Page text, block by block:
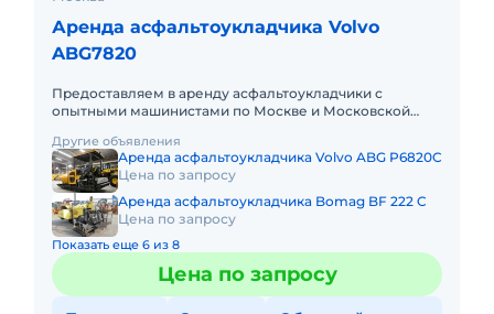
Аренда асфальтоукладчика Volvo
ABG7820
Предоставляем в аренду асфальтоукладчики с
опытными машинистами по Москве и Московской
краткосрочный (почасовой, посмен
Другие объявления
Аренда асфальтоукладчика Volvo ABG P6820C
Цена по запросу
Аренда асфальтоукладчика Bomag BF 222 C
Цена по запросу
Показать еще 6 из 8
Цена по запросу